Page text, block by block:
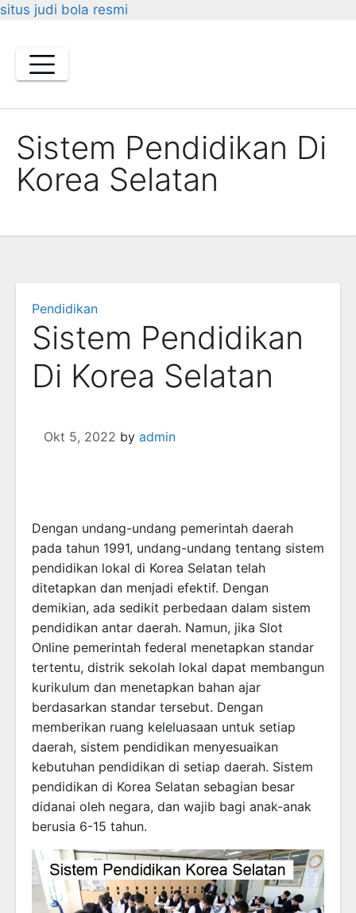
situs judi bola resmi
content
Sistem Pendidikan Di
Korea Selatan
Pendidikan
Sistem Pendidikan
Di Korea Selatan
Okt 5, 2022 by admin
Dengan undang-undang pemerintah daerah
pada tahun 1991, undang-undang tentang sistem
pendidikan lokal di Korea Selatan telah
ditetapkan dan menjadi efektif. Dengan
demikian, ada sedikit perbedaan dalam sistem
pendidikan antar daerah. Namun, jika Slot
Online pemerintah federal menetapkan standar
tertentu, distrik sekolah lokal dapat membangun
kurikulum dan menetapkan bahan ajar
berdasarkan standar tersebut. Dengan
memberikan ruang keleluasaan untuk setiap
daerah, sistem pendidikan menyesuaikan
kebutuhan pendidikan di setiap daerah. Sistem
pendidikan di Korea Selatan sebagian besar
didanai oleh negara, dan wajib bagi anak-anak
berusia 6-15 tahun.